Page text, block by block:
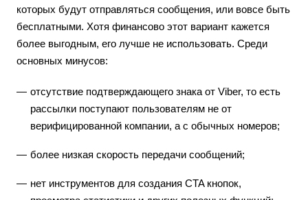
которых будут отправляться сообщения, или вовсе быть
бесплатными. Хотя финансово этот вариант кажется
более выгодным, его лучше не использовать. Среди
основных минусов:
отсутствие подтверждающего знака от Viber, то есть
рассылки поступают пользователям не от
верифицированной компании, а с обычных номеров;
более низкая скорость передачи сообщений;
нет инструментов для создания CTA кнопок,